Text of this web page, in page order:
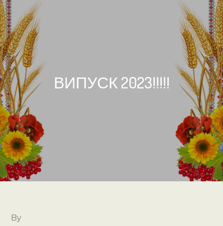
ВИПУСК 2023!!!!!
By